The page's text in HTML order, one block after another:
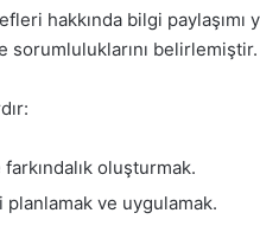
hakkında bilgi paylaşımı
sorumluluklarını belirlemiştir.
oluşturmak.
planlamak ve uygulamak.